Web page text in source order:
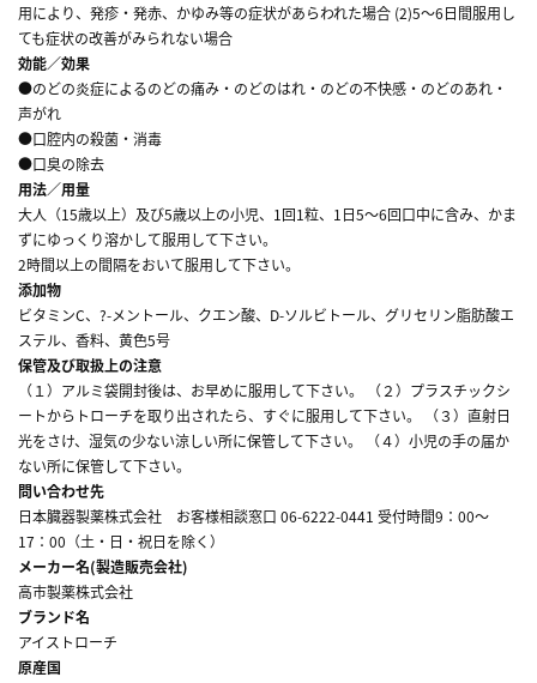
用により、発疹・発赤、かゆみ等の症状があらわれた場合 (2)5～6日間服用し
ても症状の改善がみられない場合
効能／効果
●のどの炎症によるのどの痛み・のどのはれ・のどの不快感・のどのあれ・
声がれ
●口腔内の殺菌・消毒
●口臭の除去
用法／用量
大人（15歳以上）及び5歳以上の小児、1回1粒、1日5～6回口中に含み、かま
ずにゆっくり溶かして服用して下さい。
2時間以上の間隔をおいて服用して下さい。
添加物
ビタミンC、?-メントール、クエン酸、D-ソルビトール、グリセリン脂肪酸エ
ステル、香料、黄色5号
保管及び取扱上の注意
（１）アルミ袋開封後は、お早めに服用して下さい。 （２）プラスチックシ
ートからトローチを取り出されたら、すぐに服用して下さい。 （３）直射日
光をさけ、湿気の少ない涼しい所に保管して下さい。 （４）小児の手の届か
ない所に保管して下さい。
問い合わせ先
日本臓器製薬株式会社 お客様相談窓口 06-6222-0441 受付時間9：00～
17：00（土・日・祝日を除く）
メーカー名(製造販売会社)
高市製薬株式会社
ブランド名
アイストローチ
原産国